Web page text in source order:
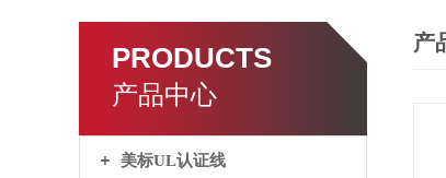
PRODUCTS
产品中心
美标UL认证线
产